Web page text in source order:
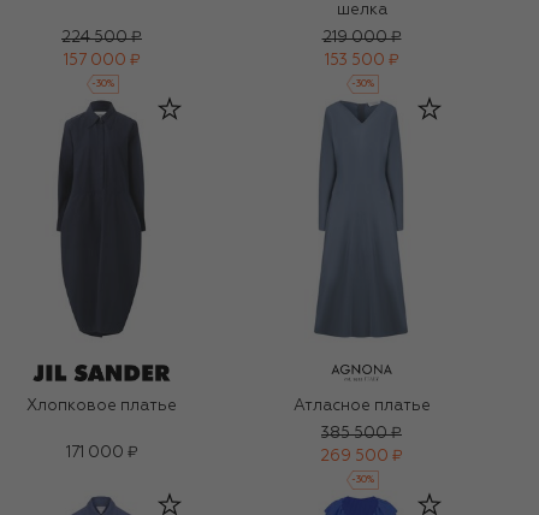
224 500 ₽
157 000 ₽
-30%
шелка
219 000 ₽
153 500 ₽
-30%
Хлопковое платье
171 000 ₽
Атласное платье
385 500 ₽
269 500 ₽
-30%